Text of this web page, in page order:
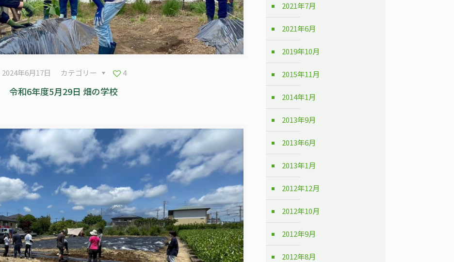
2024年6月17日 カテゴリー 4
令和6年度5月29日 畑の学校
2021年7月
2021年6月
2019年10月
2015年11月
2014年1月
2013年9月
2013年6月
2013年1月
2012年12月
2012年10月
2012年9月
2012年8月